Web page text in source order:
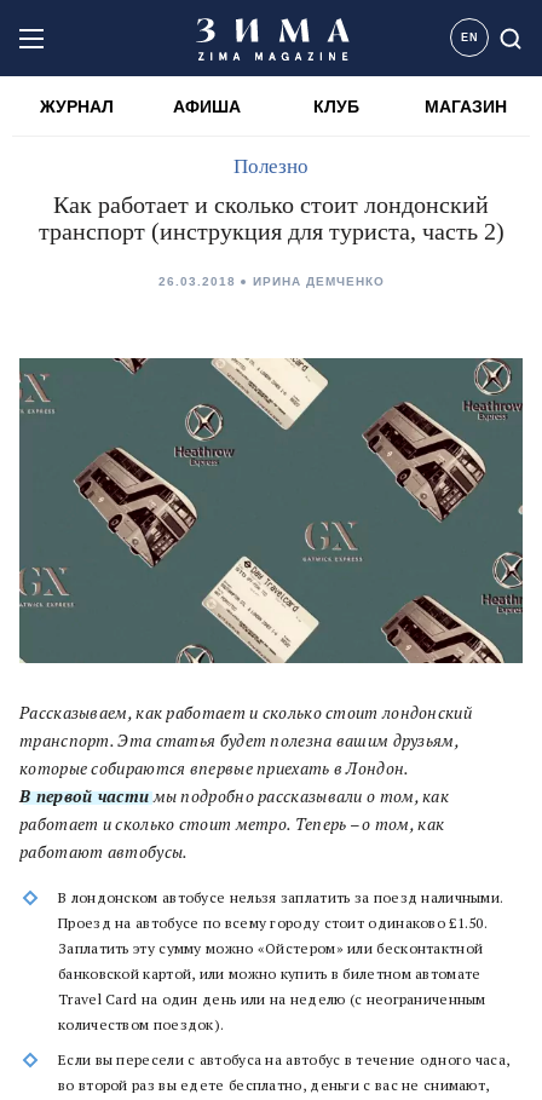
EN
ЖУРНАЛ АФИША КЛУБ МАГАЗИН
Полезно
Как работает и сколько стоит лондонский
транспорт (инструкция для туриста, часть 2)
26.03.2018 ИРИНА ДЕМЧЕНКО
Рассказываем, как работает и сколько стоит лондонский
транспорт. Эта статья будет полезна вашим друзьям,
которые собираются впервые приехать в Лондон.
В первой частимы подробно рассказывали о том, как
работает и сколько стоит метро. Теперь – о том, как
работают автобусы.
В лондонском автобусе нельзя заплатить за поезд наличными.
Проезд на автобусе по всему городу стоит одинаково £1.50.
Заплатить эту сумму можно «Ойстером» или бесконтактной
банковской картой, или можно купить в билетном автомате
Travel Card на один день или на неделю (с неограниченным
количеством поездок).
Если вы пересели с автобуса на автобус в течение одного часа,
во второй раз вы едете бесплатно, деньги с вас не снимают,